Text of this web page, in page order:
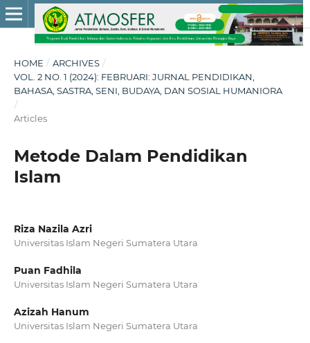
HOME / ARCHIVES /
VOL. 2 NO. 1 (2024): FEBRUARI: JURNAL PENDIDIKAN,
BAHASA, SASTRA, SENI, BUDAYA, DAN SOSIAL HUMANIORA
/
Articles
Metode Dalam Pendidikan
Islam
Riza Nazila Azri
Universitas Islam Negeri Sumatera Utara
Puan Fadhila
Universitas Islam Negeri Sumatera Utara
Azizah Hanum
Universitas Islam Negeri Sumatera Utara